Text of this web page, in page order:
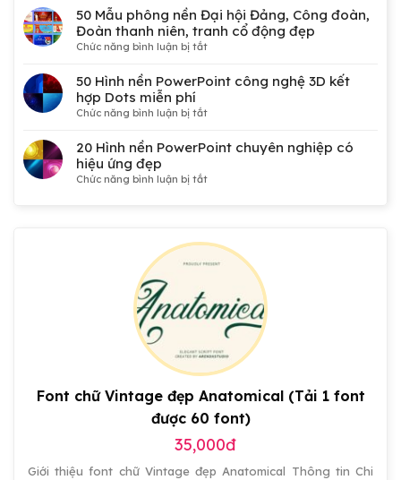
50 Mẫu phông nền Đại hội Đảng, Công đoàn,
Đoàn thanh niên, tranh cổ động đẹp
Chức năng bình luận bị tắtở
Mẫu
Đảng,
đoàn,
tranh
50 Hình nền PowerPoint công nghệ 3D kết
hợp Dots miễn phí
Chức năng bình luận bị tắtở
Hình
hợp
Dots
20 Hình nền PowerPoint chuyên nghiệp có
hiệu ứng đẹp
Chức năng bình luận bị tắtở
chuyên
nghiệp
ứng
đẹp
Font chữ Vintage đẹp Anatomical (Tải 1 font
được 60 font)
35,000đ
Giới thiệu font chữ Vintage đẹp Anatomical Thông tin Chi